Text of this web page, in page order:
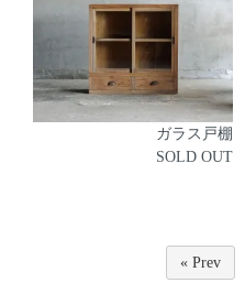
ガラス戸棚
SOLD OUT
« Prev